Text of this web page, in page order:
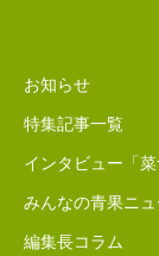
お知らせ
特集記事一覧
インタビュー「菜
みんなの青果ニュ
編集長コラム